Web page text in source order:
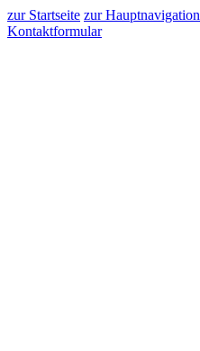
zur Startseite zur Hauptnavigation
Kontaktformular